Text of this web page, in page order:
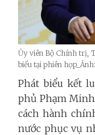
Ủy viên Bộ Chính trị,
biểu tại phiên
Phát biểu kết
phủ Phạm
cách hành
nước phục vụ